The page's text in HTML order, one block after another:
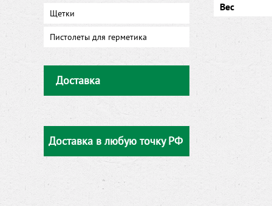
Щетки
Пистолеты для герметика
Доставка
Доставка в любую точку РФ
Вес